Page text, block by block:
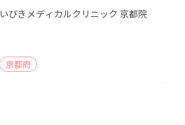
いびきメディカルクリニック 京都院
京都府